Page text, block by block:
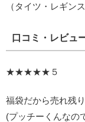
（タイツ・レギン
口コミ・レビュ
★★★★★５
福袋だから売れ残
(プッチーくんなの